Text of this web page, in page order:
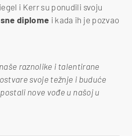
i Kerr su ponudili svoju
diplome i kada ih je pozvao
raznolike i talentirane
svoje težnje i buduće
nove vođe u našoj u